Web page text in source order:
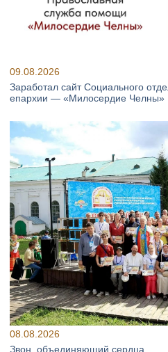
09.08.2026
Заработал сайт Социального
епархии — «Милосердие Челны»
08.08.2026
Звон, объединяющий сердца